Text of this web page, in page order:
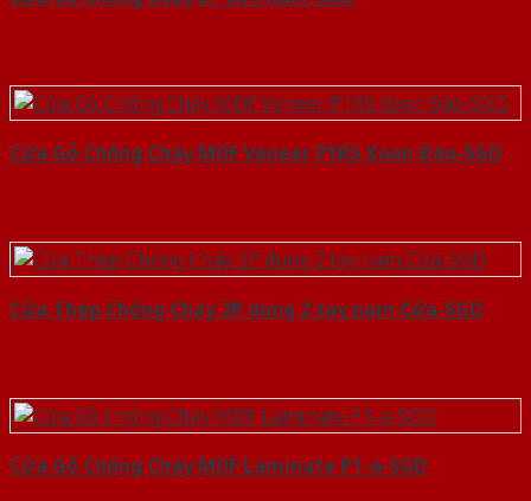
Cửa Gỗ Chống Cháy MDF Veneer P1R5 Xoan Đào-SGD
Cửa Thép Chống Cháy 2P dung 2 tay nam Cửa-SGD
Cửa Gỗ Chống Cháy MDF Laminate P1-a-SGD